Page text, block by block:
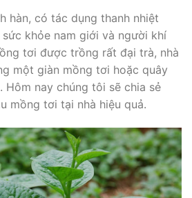
hàn, có tác dụng thanh nhiệt
khỏe nam giới và người khí
tơi được trồng rất đại trà, nhà
một giàn mồng tơi hoặc quây
nay chúng tôi sẽ chia sẻ
mồng tơi tại nhà hiệu quả.